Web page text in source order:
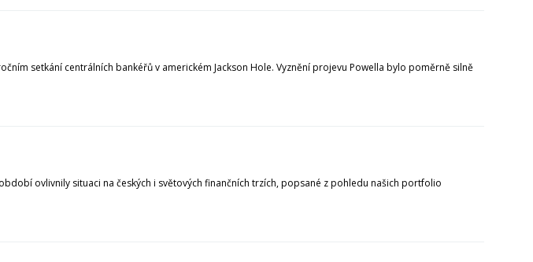
setkání centrálních bankéřů v americkém Jackson Hole. Vyznění projevu Powella bylo poměrně silně
ovlivnily situaci na českých i světových finančních trzích, popsané z pohledu našich portfolio